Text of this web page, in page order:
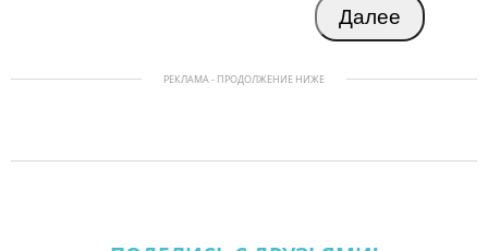
Далее
РЕКЛАМА - ПРОДОЛЖЕНИЕ НИЖЕ